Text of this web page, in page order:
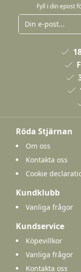
Fyll i din epost
Röda Stjärnan
Om oss
Kontakta oss
Cookie
Kundklubb
Vanliga frågor
Kundservice
Köpevillkor
Vanliga frågor
Kontakta oss